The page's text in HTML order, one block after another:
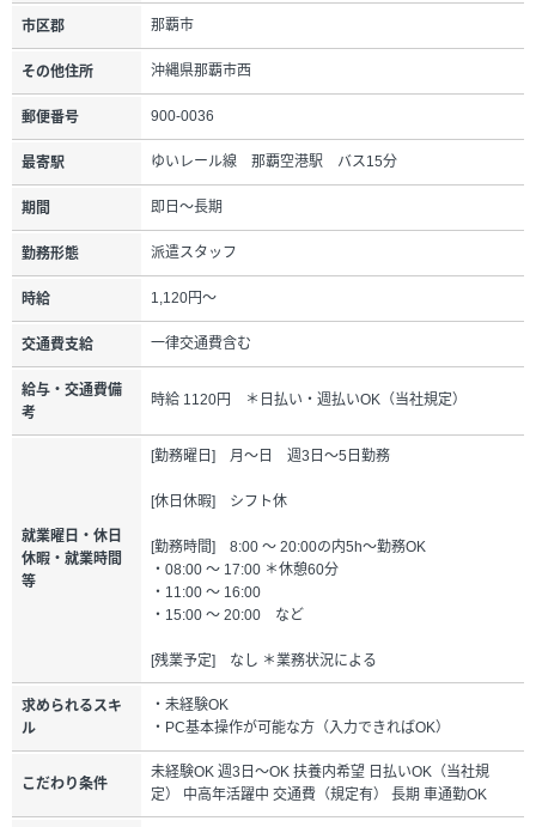
市区郡 那覇市
その他住所 沖縄県那覇市西
郵便番号 900-0036
最寄駅 ゆいレール線 那覇空港駅 バス15分
期間 即日～長期
勤務形態 派遣スタッフ
時給 1,120円～
交通費支給 一律交通費含む
給与・交通費備
考
時給 1120円 ＊日払い・週払いOK（当社規定）
就業曜日・休日
休暇・就業時間
等
[勤務曜日] 月～日 週3日～5日勤務
[休日休暇] シフト休
[勤務時間] 8:00 ～ 20:00の内5h～勤務OK
・08:00 ～ 17:00 ＊休憩60分
・11:00 ～ 16:00
・15:00 ～ 20:00 など
[残業予定] なし ＊業務状況による
求められるスキ
ル
・未経験OK
・PC基本操作が可能な方（入力できればOK）
こだわり条件
未経験OK 週3日～OK 扶養内希望 日払いOK（当社規
定） 中高年活躍中 交通費（規定有） 長期 車通勤OK